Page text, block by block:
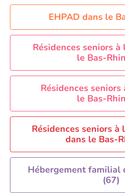
Aide à domicile Orléans
Aide à domicile Paris
Aide à domicile
Aide à domicile Rennes
Aide à domicile Saint-
Aide à domicile
Recherche par ville
EHPAD dans le
Résidences seniors
le Bas-
Résidences seniors
le Bas-
Résidences seniors à
dans le Bas-
Hébergement familial
(67)